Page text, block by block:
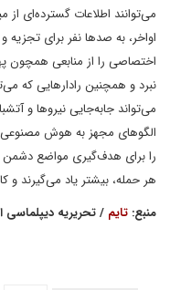
می‌توانند اطلاعات گسترده‌ای
اواخر، به صدها نفر برای تجزیه و
اختصاصی را از منابعی همچون
نبرد و همچنین رادارهایی که
می‌تواند جابه‌جایی نیروها و
الگو‌های مجهز به هوش مصنوعی
را برای هدف‌گیری مواضع دشمن
هر حمله، بیشتر یاد می‌گیرند و
منبع: تایم / تحریریه دیپلماسی